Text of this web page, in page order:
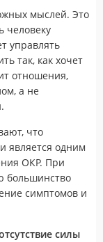
мыслей. Это
человеку
управлять
так, как хочет
отношения,
а не
что
является одним
ОКР. При
большинство
симптомов и
силы